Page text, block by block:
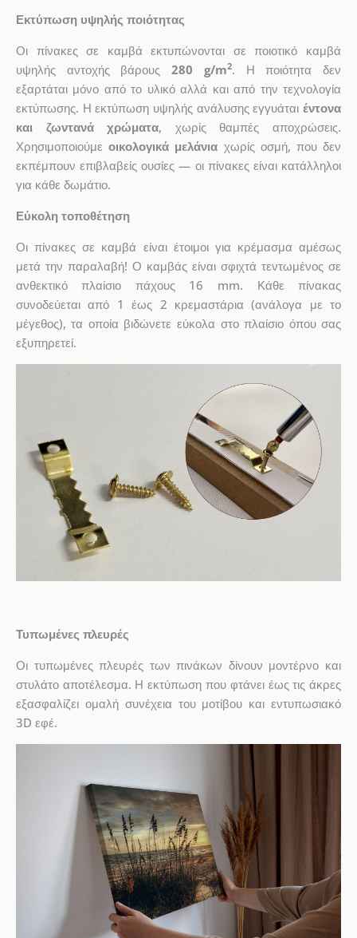
Εκτύπωση υψηλής ποιότητας
Οι πίνακες σε καμβά εκτυπώνονται σε ποιοτικό καμβά
υψηλής αντοχής βάρους280 g/m2. Η ποιότητα δεν
εξαρτάται μόνο από το υλικό αλλά και από την τεχνολογία
εκτύπωσης. Η εκτύπωση υψηλής ανάλυσης εγγυάταιέντονα
και ζωντανά χρώματα, χωρίς θαμπές αποχρώσεις.
Χρησιμοποιούμεοικολογικά μελάνια χωρίς οσμή, που δεν
εκπέμπουν επιβλαβείς ουσίες — οι πίνακες είναι κατάλληλοι
για κάθε δωμάτιο.
Εύκολη τοποθέτηση
Οι πίνακες σε καμβά είναι έτοιμοι για κρέμασμα αμέσως
μετά την παραλαβή! Ο καμβάς είναι σφιχτά τεντωμένος σε
ανθεκτικό πλαίσιο πάχους 16 mm. Κάθε πίνακας
συνοδεύεται από 1 έως 2 κρεμαστάρια (ανάλογα με το
μέγεθος), τα οποία βιδώνετε εύκολα στο πλαίσιο όπου σας
εξυπηρετεί.
Τυπωμένες πλευρές
Οι τυπωμένες πλευρές των πινάκων δίνουν μοντέρνο και
στυλάτο αποτέλεσμα. Η εκτύπωση που φτάνει έως τις άκρες
εξασφαλίζει ομαλή συνέχεια του μοτίβου και εντυπωσιακό
3D εφέ.